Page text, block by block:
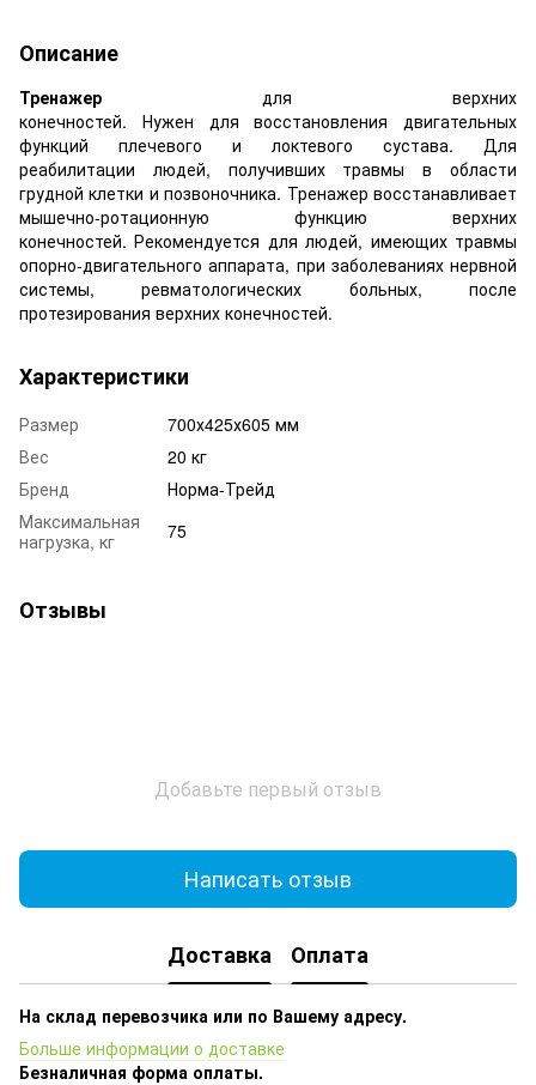
Описание
Тренажер для верхних
конечностей. Нужен для восстановления двигательных
функций плечевого и локтевого сустава. Для
реабилитации людей, получивших травмы в области
грудной клетки и позвоночника. Тренажер восстанавливает
мышечно-ротационную функцию верхних
конечностей. Рекомендуется для людей, имеющих травмы
опорно-двигательного аппарата, при заболеваниях нервной
системы, ревматологических больных, после
протезирования верхних конечностей.
Характеристики
Размер
700х425х605 мм
Вес
20 кг
Бренд
Норма-Трейд
Максимальная
нагрузка, кг
75
Отзывы
Добавьте первый отзыв
Написать отзыв
Доставка Оплата
На склад перевозчика или по Вашему адресу.
Больше информации о доставке
Безналичная форма оплаты.